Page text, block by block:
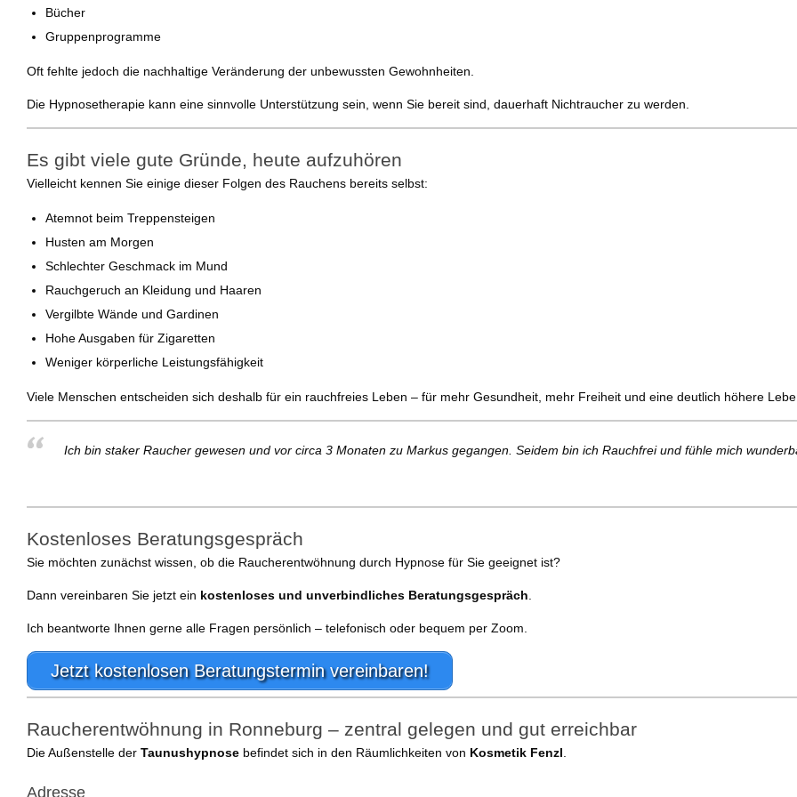
Bücher
Gruppenprogramme
Oft fehlte jedoch die nachhaltige Veränderung der unbewussten Gewohnheiten.
Die Hypnosetherapie kann eine sinnvolle Unterstützung sein, wenn Sie bereit sind, dauerhaft Nichtraucher zu werden.
Es gibt viele gute Gründe, heute aufzuhören
Vielleicht kennen Sie einige dieser Folgen des Rauchens bereits selbst:
Atemnot beim Treppensteigen
Husten am Morgen
Schlechter Geschmack im Mund
Rauchgeruch an Kleidung und Haaren
Vergilbte Wände und Gardinen
Hohe Ausgaben für Zigaretten
Weniger körperliche Leistungsfähigkeit
Viele Menschen entscheiden sich deshalb für ein rauchfreies Leben – für mehr Gesundheit, mehr Freiheit und eine deutlich höhere
Ich bin staker Raucher gewesen und vor circa 3 Monaten zu Markus gegangen. Seidem bin ich Rauchfrei und fühle mich
Kostenloses Beratungsgespräch
Sie möchten zunächst wissen, ob die Raucherentwöhnung durch Hypnose für Sie geeignet ist?
Dann vereinbaren Sie jetzt ein kostenloses und unverbindliches Beratungsgespräch.
Ich beantworte Ihnen gerne alle Fragen persönlich – telefonisch oder bequem per Zoom.
Jetzt kostenlosen Beratungstermin vereinbaren!
Raucherentwöhnung in Ronneburg – zentral gelegen und gut erreichbar
Die Außenstelle der Taunushypnose befindet sich in den Räumlichkeiten von Kosmetik Fenzl.
Adresse